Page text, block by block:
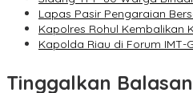
Lapas Pasir Pengaraian
Kapolres Rohul Kembalikan
Kapolda Riau di Forum IMT-
Tinggalkan Balasan